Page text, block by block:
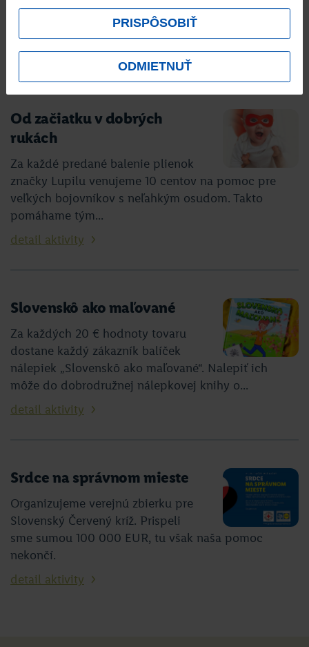
PRISPÔSOBIŤ
ODMIETNUŤ
za každý nákup v hodnote aspoň 10 eur, na podporu
blízkych základných alebo spojených škôl.
detail aktivity
Od začiatku v dobrých
rukách
Za každé predané balenie plienok
značky Lupilu venujeme 10 centov na pomoc pre
veľkých bojovníkov s neľahkým osudom. Takto
pomáhame tým...
detail aktivity
Slovenskô ako maľované
Za každých 20 € hodnoty tovaru
dostane každý zákazník balíček
nálepiek „Slovenskô ako maľované“. Nalepiť ich
môže do dobrodružnej nálepkovej knihy o...
detail aktivity
Srdce na správnom mieste
Organizujeme verejnú zbierku pre
Slovenský Červený kríž. Prispeli
sme sumou 100 000 EUR, tu však naša pomoc
nekončí.
detail aktivity